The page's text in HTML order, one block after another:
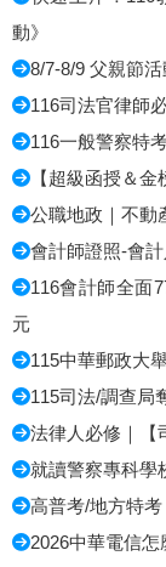
動》
8/7-8/9 父親節
116司法官律師
116一般警察特
【超級函授＆
公職地政｜不動
會計師證照-會
116會計師全面
元
115中華郵政大
115司法/調查局
法律人必修｜【
就讀警察專科學
高普考/地方特
2026中華電信